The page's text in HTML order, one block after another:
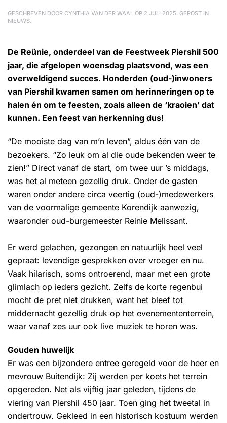
GESCHREVEN DOOR CYNTHIA VAN DER WAAL OP 2 JULI 2025. GEPOST IN
NIEUWS.
De Reünie, onderdeel van de Feestweek Piershil 500
jaar, die afgelopen woensdag plaatsvond, was een
overweldigend succes. Honderden (oud-)inwoners
van Piershil kwamen samen om herinneringen op te
halen én om te feesten, zoals alleen de ‘kraoien’ dat
kunnen. Een feest van herkenning dus!
“De mooiste dag van m’n leven”, aldus één van de
bezoekers. “Zo leuk om al die oude bekenden weer te
zien!” Direct vanaf de start, om twee uur ’s middags,
was het al meteen gezellig druk. Onder de gasten
waren onder andere circa veertig (oud-)medewerkers
van de voormalige gemeente Korendijk aanwezig,
waaronder oud-burgemeester Reinie Melissant.
Er werd gelachen, gezongen en natuurlijk heel veel
gepraat: levendige gesprekken over vroeger en nu.
Vaak hilarisch, soms ontroerend, maar met een grote
glimlach op ieders gezicht. Zelfs de korte regenbui
mocht de pret niet drukken, want het bleef tot
middernacht gezellig druk op het evenemententerrein,
waar vanaf zes uur ook live muziek te horen was.
Gouden huwelijk
Er was een bijzondere entree geregeld voor de heer en
mevrouw Buitendijk: Zij werden per koets het terrein
opgereden. Net als vijftig jaar geleden, tijdens de
viering van Piershil 450 jaar. Toen ging het tweetal in
ondertrouw. Gekleed in een historisch kostuum werden